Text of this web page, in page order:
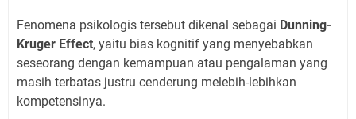
Fenomena psikologis tersebut dikenal sebagai Dunning-
Kruger Effect, yaitu bias kognitif yang menyebabkan
seseorang dengan kemampuan atau pengalaman yang
masih terbatas justru cenderung melebih-lebihkan
kompetensinya.